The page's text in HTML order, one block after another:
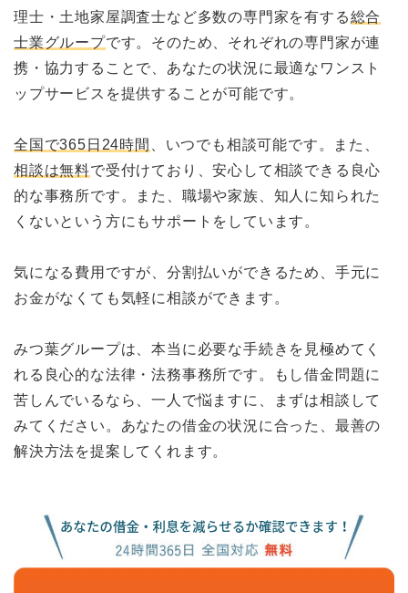
理士・土地家屋調査士など多数の専門家を有する総合
士業グループです。そのため、それぞれの専門家が連
携・協力することで、あなたの状況に最適なワンスト
ップサービスを提供することが可能です。
全国で365日24時間
、いつでも相談可能です。また、
相談は無料で受付けており、安心して相談できる良心
的な事務所です。また、職場や家族、知人に知られた
くないという方にもサポートをしています。
気になる費用ですが、分割払いができるため、手元に
お金がなくても気軽に相談ができます。
みつ葉グループは、本当に必要な手続きを見極めてく
れる良心的な法律・法務事務所です。もし借金問題に
苦しんでいるなら、一人で悩ますに、まずは相談して
みてください。あなたの借金の状況に合った、最善の
解決方法を提案してくれます。